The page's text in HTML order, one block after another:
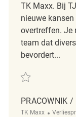
TK Maxx. Bij
nieuwe
overtreffen. Je
team dat
bevordert...
Redden
PRACOWNIK /
TK Maxx